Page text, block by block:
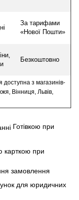
За тарифами
«Нової Пошти»
Безкоштовно
доступна з магазинів-
Вінниця, Львів,
Готівкою при
замовлення